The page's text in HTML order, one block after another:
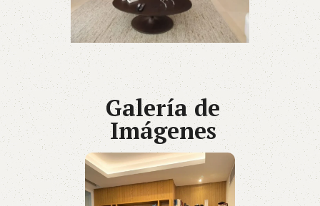
Galería de
Imágenes